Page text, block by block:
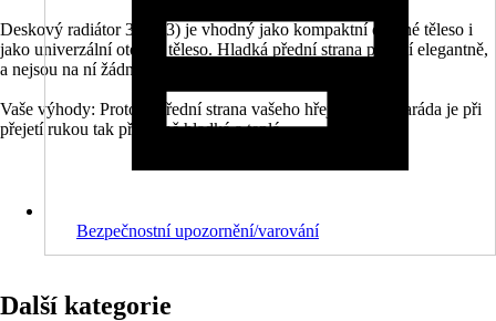
Deskový radiátor 3K (33) je vhodný jako kompaktní otopné těleso i
jako univerzální otopné těleso. Hladká přední strana působí elegantně,
a nejsou na ní žádné nerovnosti.
Vaše výhody: Protože přední strana vašeho hřejivého kamaráda je při
přejetí rukou tak příjemně hladká a teplá.
Bezpečnostní upozornění/varování
Další kategorie